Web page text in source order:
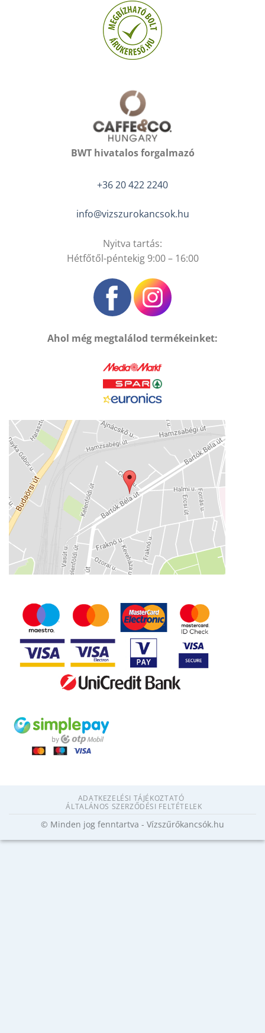
BWT hivatalos forgalmazó
+36 20 422 2240
info@vizszurokancsok.hu
Nyitva tartás:
Hétfőtől-péntekig 9:00 – 16:00
Ahol még megtalálod termékeinket:
ADATKEZELÉSI TÁJÉKOZTATÓ
ÁLTALÁNOS SZERZŐDÉSI FELTÉTELEK
© Minden jog fenntartva - Vízszűrőkancsók.hu